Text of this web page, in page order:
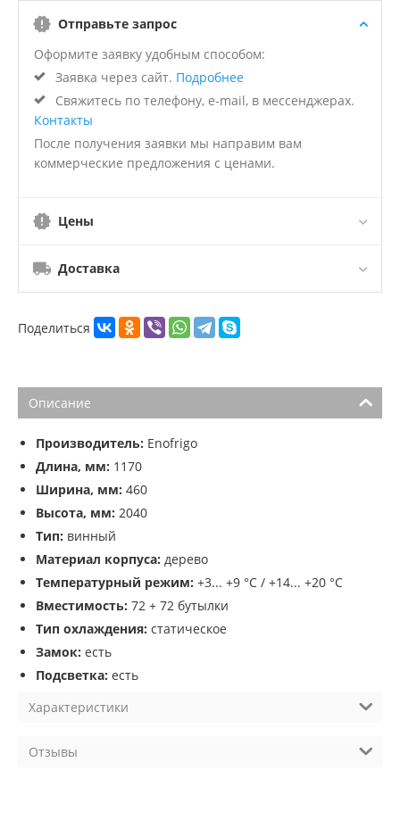
Отправьте запрос
Оформите заявку удобным способом:
Заявка через сайт. Подробнее
Свяжитесь по телефону, e-mail, в мессенджерах.
Контакты
После получения заявки мы направим вам
коммерческие предложения с ценами.
Цены
Доставка
Поделиться
Описание
Производитель: Enofrigo
Длина, мм: 1170
Ширина, мм: 460
Высота, мм: 2040
Тип: винный
Материал корпуса: дерево
Температурный режим: +3... +9 °C / +14... +20 °C
Вместимость: 72 + 72 бутылки
Тип охлаждения: статическое
Замок: есть
Подсветка: есть
Характеристики
Отзывы